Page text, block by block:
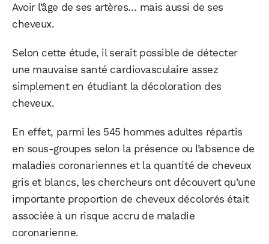
Avoir l’âge de ses artères… mais aussi de ses
cheveux.
Selon cette étude, il serait possible de détecter
une mauvaise santé cardiovasculaire assez
simplement en étudiant la décoloration des
cheveux.
En effet, parmi les 545 hommes adultes répartis
en sous-groupes selon la présence ou l’absence de
maladies coronariennes et la quantité de cheveux
gris et blancs, les chercheurs ont découvert qu’une
importante proportion de cheveux décolorés était
associée à un risque accru de maladie
coronarienne.